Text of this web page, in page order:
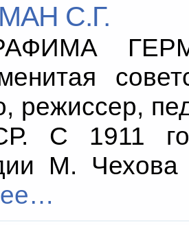
С.Г.
режиссер,
С 1911
М.